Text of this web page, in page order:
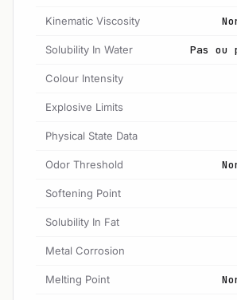
Kinematic Viscosity
Solubility In Water Pas ou
Colour Intensity
Explosive Limits
Physical State Data
Odor Threshold
Softening Point
Solubility In Fat
Metal Corrosion
Melting Point